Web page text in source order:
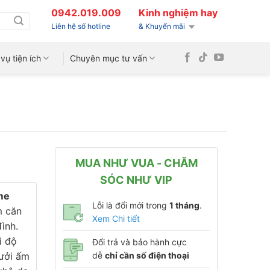
0942.019.009
Liên hệ số hotline
Kinh nghiệm hay
& Khuyến mãi
tiện ích Chuyên mục tư vấn
căn
độ
ấm
MUA NHƯ VUA - CHĂM
SÓC NHƯ VIP
Lỗi là đổi mới trong 1 tháng.
Xem Chi tiết
Đổi trả và bảo hành cực
dễ chỉ cần số điện thoại